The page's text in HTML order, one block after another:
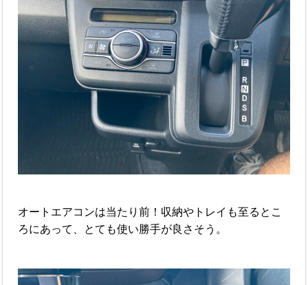
オートエアコンは当たり前！収納やトレイも至るとこ
ろにあって、とても使い勝手が良さそう。